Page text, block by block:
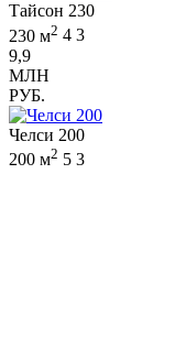
Тайсон 230
230 м2 4 3
9,9
МЛН
РУБ.
Челси 200
200 м2 5 3